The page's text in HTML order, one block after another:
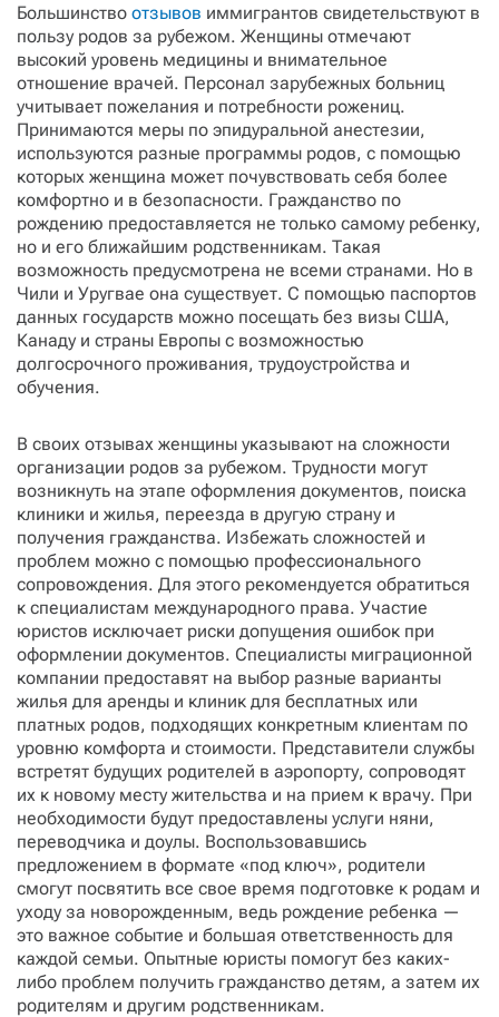
Большинство отзывов иммигрантов свидетельствуют в
пользу родов за рубежом. Женщины отмечают
высокий уровень медицины и внимательное
отношение врачей. Персонал зарубежных больниц
учитывает пожелания и потребности рожениц.
Принимаются меры по эпидуральной анестезии,
используются разные программы родов, с помощью
которых женщина может почувствовать себя более
комфортно и в безопасности. Гражданство по
рождению предоставляется не только самому ребенку,
но и его ближайшим родственникам. Такая
возможность предусмотрена не всеми странами. Но в
Чили и Уругвае она существует. С помощью паспортов
данных государств можно посещать без визы США,
Канаду и страны Европы с возможностью
долгосрочного проживания, трудоустройства и
обучения.
В своих отзывах женщины указывают на сложности
организации родов за рубежом. Трудности могут
возникнуть на этапе оформления документов, поиска
клиники и жилья, переезда в другую страну и
получения гражданства. Избежать сложностей и
проблем можно с помощью профессионального
сопровождения. Для этого рекомендуется обратиться
к специалистам международного права. Участие
юристов исключает риски допущения ошибок при
оформлении документов. Специалисты миграционной
компании предоставят на выбор разные варианты
жилья для аренды и клиник для бесплатных или
платных родов, подходящих конкретным клиентам по
уровню комфорта и стоимости. Представители службы
встретят будущих родителей в аэропорту, сопроводят
их к новому месту жительства и на прием к врачу. При
необходимости будут предоставлены услуги няни,
переводчика и доулы. Воспользовавшись
предложением в формате «под ключ», родители
смогут посвятить все свое время подготовке к родам и
уходу за новорожденным, ведь рождение ребенка —
это важное событие и большая ответственность для
каждой семьи. Опытные юристы помогут без каких-
либо проблем получить гражданство детям, а затем их
родителям и другим родственникам.